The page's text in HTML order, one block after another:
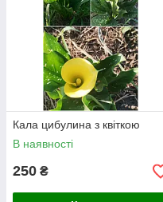
Кала цибулина з квіткою
В наявності
250 ₴